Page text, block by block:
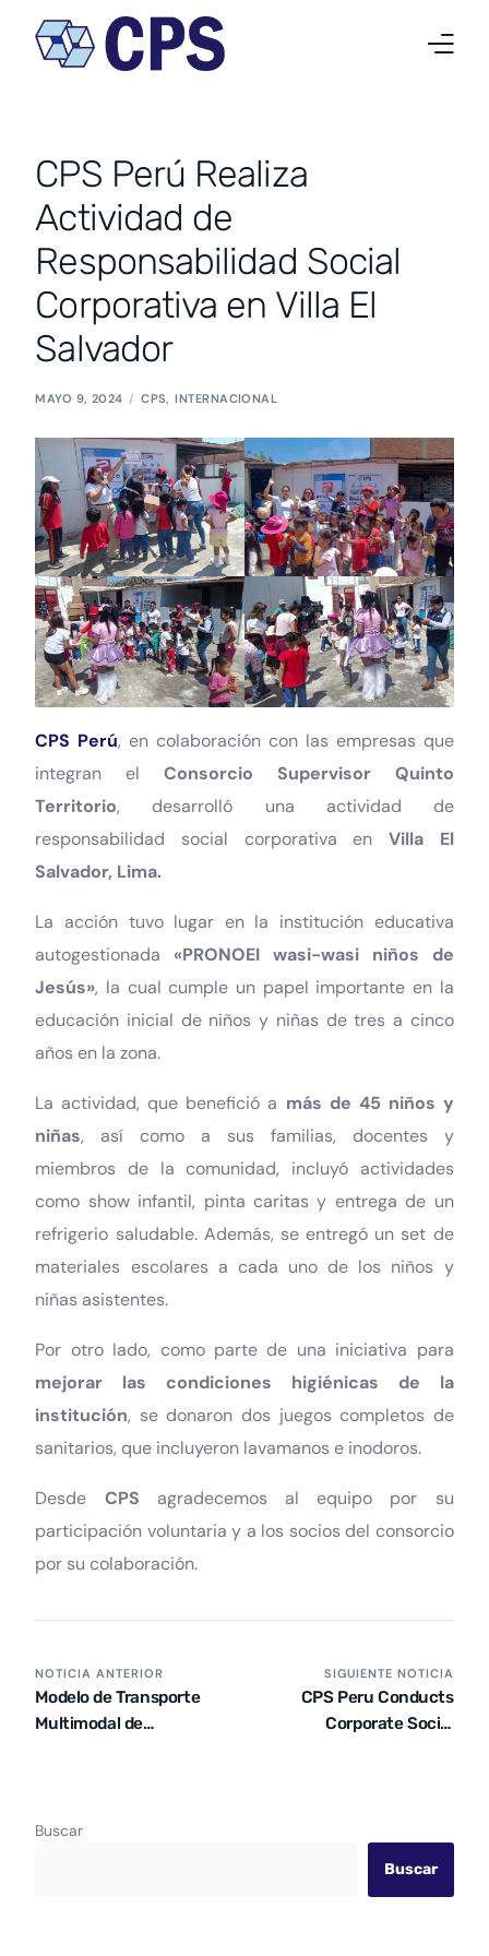
CPS Perú Realiza
Actividad de
Responsabilidad Social
Corporativa en Villa El
Salvador
MAYO 9, 2024 CPS,INTERNACIONAL
CPS Perú, en colaboración con las empresas que
integran el Consorcio Supervisor Quinto
Territorio, desarrolló una actividad de
responsabilidad social corporativa en Villa El
Salvador, Lima.
La acción tuvo lugar en la institución educativa
autogestionada«PRONOEI wasi-wasi niños de
Jesús», la cual cumple un papel importante en la
educación inicial de niños y niñas de tres a cinco
años en la zona.
La actividad, que benefició a más de 45 niños y
niñas, así como a sus familias, docentes y
miembros de la comunidad, incluyó actividades
como show infantil, pinta caritas y entrega de un
refrigerio saludable. Además, se entregó un set de
materiales escolares a cada uno de los niños y
niñas asistentes.
Por otro lado, como parte de una iniciativa para
mejorar las condiciones higiénicas de la
institución, se donaron dos juegos completos de
sanitarios, que incluyeron lavamanos e inodoros.
Desde CPS agradecemos al equipo por su
participación voluntaria y a los socios del consorcio
por su colaboración.
NOTICIA ANTERIOR
Modelo de Transporte
Multimodal de
SIGUIENTE NOTICIA
CPS Peru Conducts
Corporate Social
Buscar
Buscar
Qué hacemos
Proyectos
Noticias
Trabaja en CPS
Contacto
Español